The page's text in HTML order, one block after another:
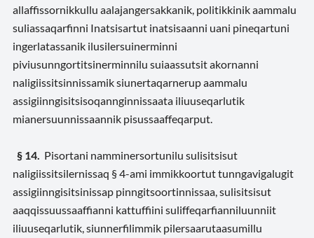
allaffissornikkullu aalajangersakkanik, politikkinik aammalu
suliassaqarfinni Inatsisartut inatsisaanni uani pineqartuni
ingerlatassanik ilusilersuinerminni
piviusunngortitsinerminnilu suiaassutsit akornanni
naligiissitsinnissamik siunertaqarnerup aammalu
assigiinngisitsisoqannginnissaata iliuuseqarlutik
mianersuunnissaannik pisussaaffeqarput.
§ 14. Pisortani namminersortunilu sulisitsisut
naligiissitsilernissaq § 4-ami immikkoortut tunngavigalugit
assigiinngisitsinissap pinngitsoortinnissaa, sulisitsisut
aaqqissuussaaffianni kattuffiini suliffeqarfianniluunniit
iliuuseqarlutik, siunnerfilimmik pilersaarutaasumillu